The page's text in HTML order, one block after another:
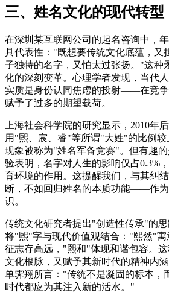
三、姓名文化的现代转型
在深圳某互联网公司的起名咨询中，
具代表性："既想要传统文化底蕴，又
子独特的名字，又怕太过张扬。"这种
化的深刻变革。心理学者发现，当代
实质是身份认同焦虑的投射——在竞
赋予了过多的期望载荷。
上海社会科学院的研究显示，2010年
用"熙、宸、睿"等所谓"大姓"的比例较
现象被称为"姓名军备竞赛"。但有趣
验表明，名字对人生的影响仅占0.3%
育环境的作用。这提醒我们，与其纠
断，不如回归姓名的本质功能——作
识。
传统文化研究者提出"创造性传承"的
将"熙"字与现代价值观结合："熙然"
征志存高远，"熙和"体现和谐包容。
文化根脉，又赋予其新时代的精神内
单霁翔所言："传统不是凝固的标本，
时代都应为其注入新的活水。"